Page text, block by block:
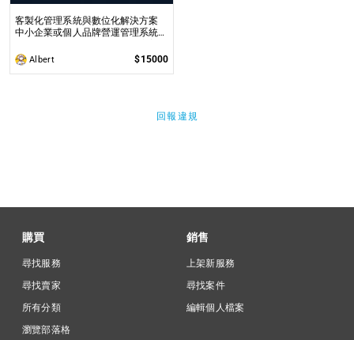
客製化管理系統與數位化解決方案
中小企業或個人品牌營運管理系統，
能 Albert $15000
回報違規
購買
尋找服務
尋找賣家
所有分類
瀏覽部落格
銷售
上架新服務
尋找案件
編輯個人檔案